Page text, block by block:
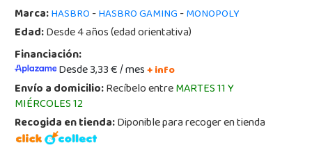
Marca:HASBRO-HASBRO GAMING-MONOPOLY
Edad:Desde 4 años (edad orientativa)
Financiación:
Desde 3,33 € / mes+ info
Envío a domicilio:Recíbelo entreMARTES 11 Y
MIÉRCOLES 12
Recogida en tienda:Diponible para recoger en tienda